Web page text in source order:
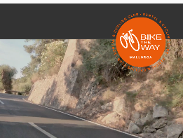
que permite identificar tu
encontrar información
y finalidades en la
ubicada en la parte inferior